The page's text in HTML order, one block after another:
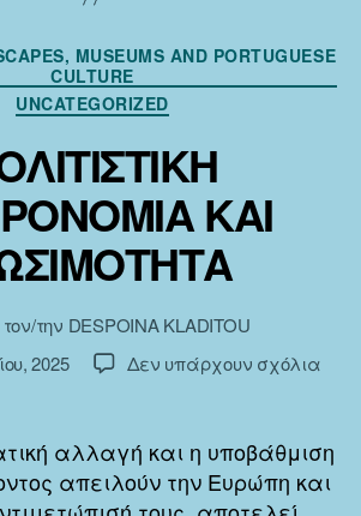
Κατηγορίες
MUSEUMS AND PORTUGUESE
CULTURE
UNCATEGORIZED
ΚΑΙ
την DESPOINA KLADITOU
2025 Δεν υπάρχουν σχόλιαστο
αλλαγή και η υποβάθμιση
απειλούν την Ευρώπη και